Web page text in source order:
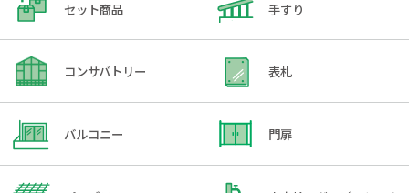
セット商品 手すり
コンサバトリー 表札
バルコニー 門扉